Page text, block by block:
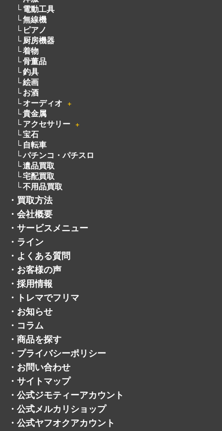
家電 ＋
玩具 ＋
時計 ＋
楽器 ＋
ブランド
カメラ
洋服
電動工具
無線機
ピアノ
厨房機器
着物
骨董品
釣具
絵画
お酒
オーディオ
貴金属
アクセサリー
宝石
自転車
パチンコ・パチスロ
遺品買取
宅配買取
不用品買取
・ 買取方法
・ 会社概要
・ サービスメニュー
・ ライン
・ よくある質問
・ お客様の声
・ 採用情報
・ トレマでフリマ
・ お知らせ
・ コラム
・ 商品を探す
・ プライバシーポリシー